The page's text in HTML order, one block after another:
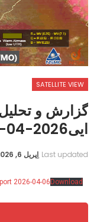
SATELLITE VIEW
گزارش و
ایی2026-04-06ساعت جهانی 09:00
Last updated اِپریل 6, 2026
2026-04-06Download